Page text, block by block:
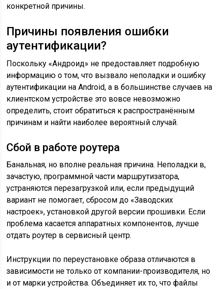
конкретной причины.
Причины появления ошибки
аутентификации?
Поскольку «Андроид» не предоставляет подробную
информацию о том, что вызвало неполадки и ошибку
аутентификации на Android, а в большинстве случаев на
клиентском устройстве это вовсе невозможно
определить, стоит обратиться к распространённым
причинам и найти наиболее вероятный случай.
Сбой в работе роутера
Банальная, но вполне реальная причина. Неполадки в,
зачастую, программной части маршрутизатора,
устраняются перезагрузкой или, если предыдущий
вариант не помогает, сбросом до «Заводских
настроек», установкой другой версии прошивки. Если
проблема касается аппаратных компонентов, лучше
отдать роутер в сервисный центр.
Инструкции по переустановке образа отличаются в
зависимости не только от компании-производителя, но
и от марки устройства. Объединяет их то, что файлы